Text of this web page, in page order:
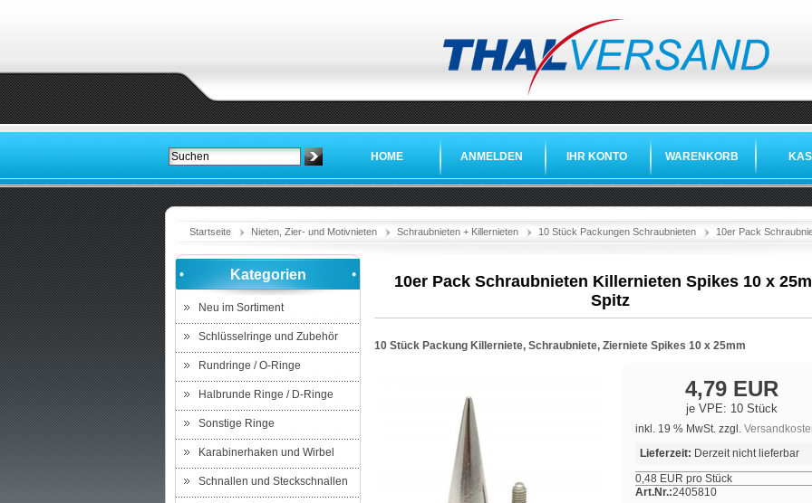
HOME ANMELDEN IHR KONTO WARENKORB
Startseite Nieten, Zier- und Motivnieten Schraubnieten + Killernieten 10 Stück Packungen Schraubnieten 10er Pack
Kategorien
Neu im Sortiment
Schlüsselringe und Zubehör
Rundringe / O-Ringe
Halbrunde Ringe / D-Ringe
Sonstige Ringe
Karabinerhaken und Wirbel
Schnallen und Steckschnallen
10er Pack Schraubnieten Killernieten Spikes 10 x
Spitz
10 Stück Packung Killerniete, Schraubniete, Zierniete Spikes 10 x 25mm
4,79 EUR
je VPE: 10 Stück
inkl. 19 % MwSt. zzgl.
Lieferzeit: Derzeit nicht lieferbar
0,48 EUR pro Stück
Art.Nr.:2405810